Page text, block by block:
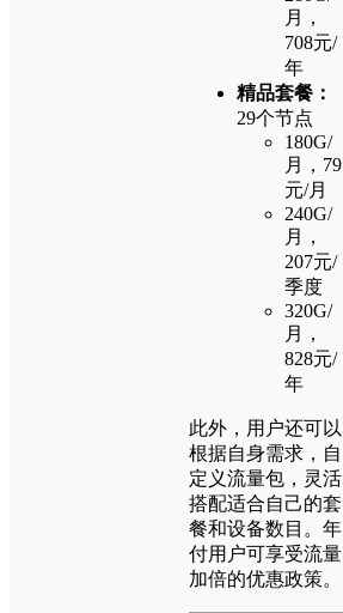
月，
708元/
年
精品套餐：
29个节点
180G/
月，79
元/月
240G/
月，
207元/
季度
320G/
月，
828元/
年
此外，用户还可以
根据自身需求，自
定义流量包，灵活
搭配适合自己的套
餐和设备数目。年
付用户可享受流量
加倍的优惠政策。